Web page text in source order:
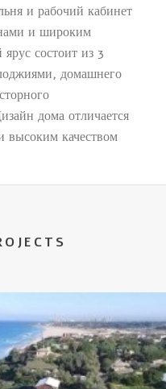
и рабочий кабинет
и широким
состоит из 3
домашнего
дома отличается
высоким качеством